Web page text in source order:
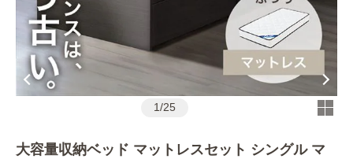
1/25
大容量収納ベッド マットレスセット シングル マ